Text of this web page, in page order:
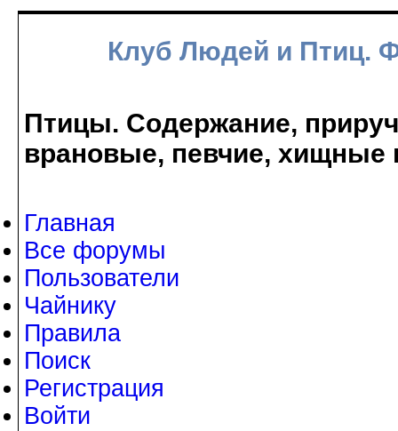
Клуб Людей и Птиц.
Птицы. Содержание,
врановые, певчие, хищные
Главная
Все форумы
Пользователи
Чайнику
Правила
Поиск
Регистрация
Войти